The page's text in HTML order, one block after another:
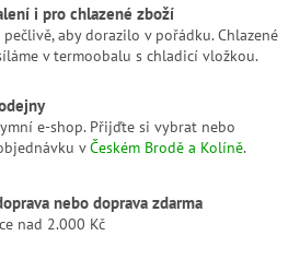
p
i
s
i pro chlazené zboží
aby dorazilo v pořádku. Chlazené
v termoobalu s chladicí vložkou.
e-shop. Přijďte si vybrat nebo
vČeském Brodě a Kolíně.
nebo doprava zdarma
nad 2.000 Kč